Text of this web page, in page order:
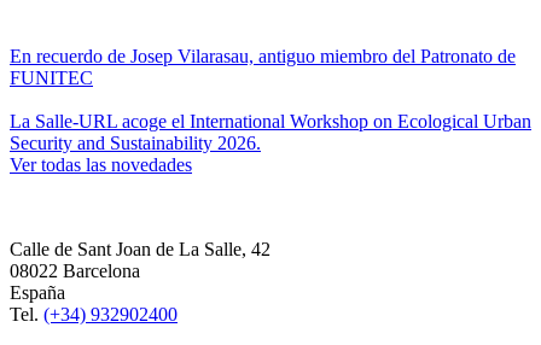
En recuerdo de Josep Vilarasau, antiguo miembro del Patronato de
FUNITEC
La Salle-URL acoge el International Workshop on Ecological Urban
Security and Sustainability 2026.
Ver todas las novedades
Calle de Sant Joan de La Salle, 42
08022 Barcelona
España
Tel. (+34) 932902400